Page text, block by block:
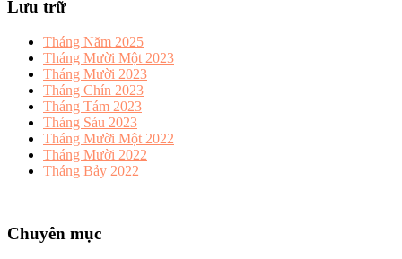
Lưu trữ
Tháng Năm 2025
Tháng Mười Một 2023
Tháng Mười 2023
Tháng Chín 2023
Tháng Tám 2023
Tháng Sáu 2023
Tháng Mười Một 2022
Tháng Mười 2022
Tháng Bảy 2022
Chuyên mục